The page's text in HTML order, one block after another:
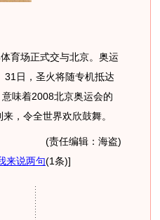
育场正式交与北京。奥运
31日，圣火将随专机抵达
味着2008北京奥运会的
来，令全世界欢欣鼓舞。
(责任编辑：海盗)
来说两句(1条)]